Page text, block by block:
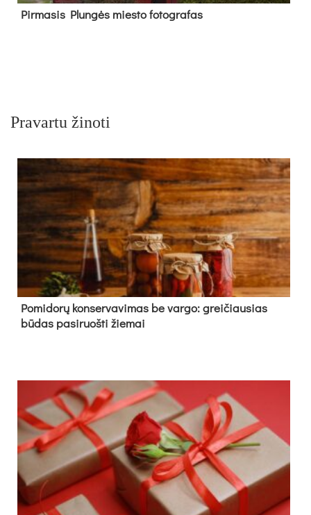
Pir­ma­sis Plun­gės mies­to fo­tog­ra­fas
Pravartu žinoti
Pomidorų konservavimas be vargo: greičiausias
būdas pasiruošti žiemai